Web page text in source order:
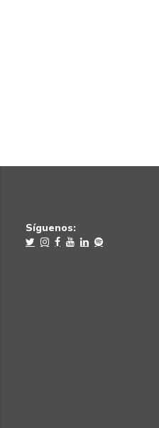
Síguenos: